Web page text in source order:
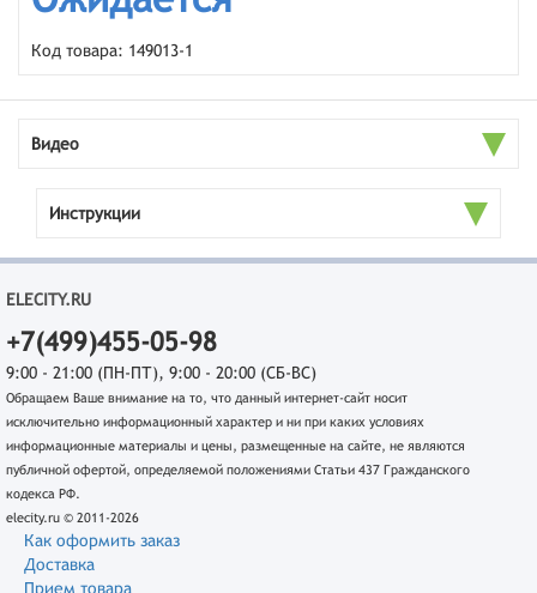
Код товара: 149013-1
Видео
Инструкции
ELECITY.RU
+7(499)455-05-98
9:00 - 21:00 (ПН-ПТ), 9:00 - 20:00 (СБ-ВС)
Обращаем Ваше внимание на то, что данный интернет-сайт носит
исключительно информационный характер и ни при каких условиях
информационные материалы и цены, размещенные на сайте, не являются
публичной офертой, определяемой положениями Статьи 437 Гражданского
кодекса РФ.
elecity.ru © 2011-2026
Как оформить заказ
Доставка
Прием товара